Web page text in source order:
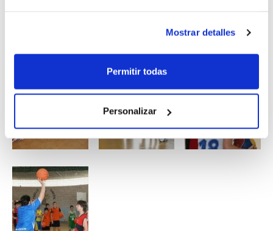
Mostrar detalles
Permitir todas
Personalizar
entrenó en las cinco sedes habituales: El